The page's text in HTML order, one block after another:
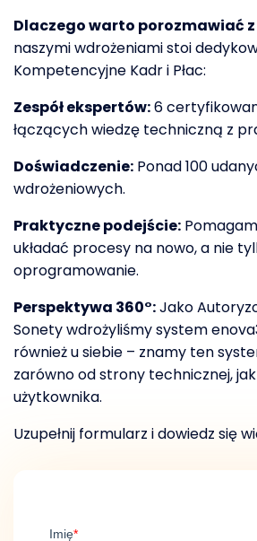
Dlaczego warto porozmawiać z
naszymi wdrożeniami stoi
Kompetencyjne Kadr i Płac:
Zespół ekspertów:6
łączących wiedzę techniczną z
Doświadczenie: Ponad 100
wdrożeniowych.
Praktyczne podejście:
układać procesy na nowo, a nie
oprogramowanie.
Perspektywa 360°:Jako
Sonety wdrożyliśmy system
również u siebie – znamy ten
zarówno od strony technicznej,
użytkownika.
Uzupełnij formularz i dowiedz się